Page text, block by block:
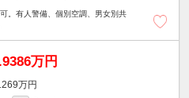
。有人警備、個別空調、男女別共
万円
万円